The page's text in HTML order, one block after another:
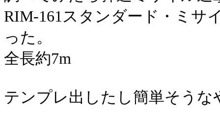
RIM-161スタンダード・ミサ
った。
全長約7m
テンプレ出したし簡単そう